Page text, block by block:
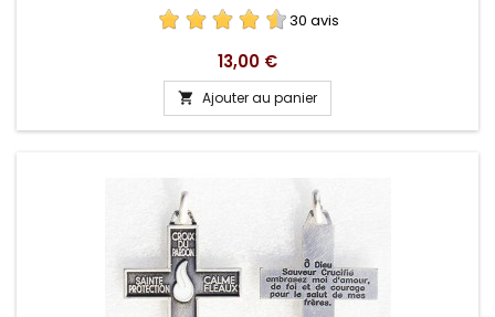
30 avis
Prix
13,00 €
 Ajouter au panier